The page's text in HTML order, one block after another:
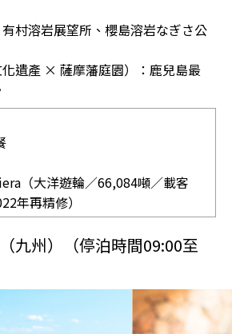
村溶岩展望所、櫻島溶岩なぎさ公
遺產 × 薩摩藩庭園）：鹿兒島最
（大洋遊輪／66,084噸／載客
年再精修）
九州）（停泊時間09:00至